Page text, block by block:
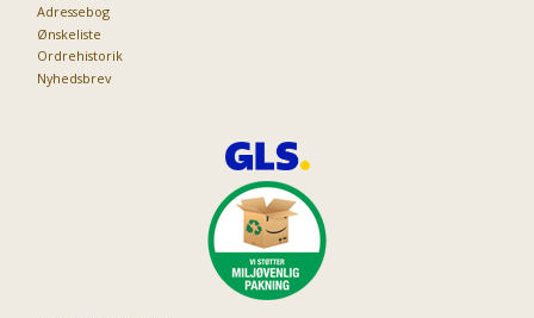
Adressebog
Ønskeliste
Ordrehistorik
Nyhedsbrev